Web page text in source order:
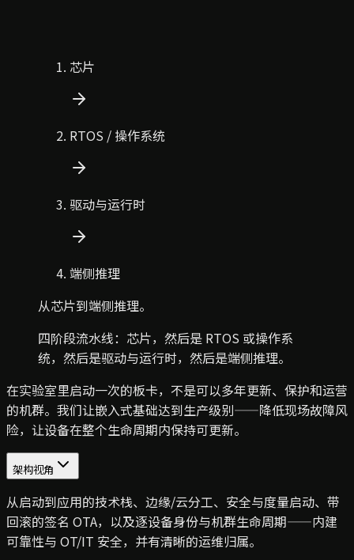
芯片
RTOS / 操作系统
驱动与运行时
端侧推理
从芯片到端侧推理。
四阶段流水线：芯片，然后是 RTOS 或操作系
统，然后是驱动与运行时，然后是端侧推理。
在实验室里启动一次的板卡，不是可以多年更新、保护和运营
的机群。我们让嵌入式基础达到生产级别——降低现场故障风
险，让设备在整个生命周期内保持可更新。
架构视角
从启动到应用的技术栈、边缘/云分工、安全与度量启动、带
回滚的签名 OTA，以及逐设备身份与机群生命周期——内建
可靠性与 OT/IT 安全，并有清晰的运维归属。